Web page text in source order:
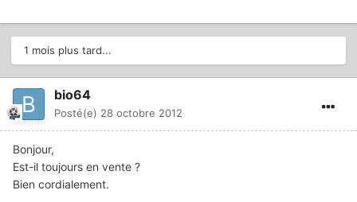
1 mois plus tard...
bio64
Posté(e) 28 octobre 2012
Bonjour,
Est-il toujours en vente ?
Bien cordialement.